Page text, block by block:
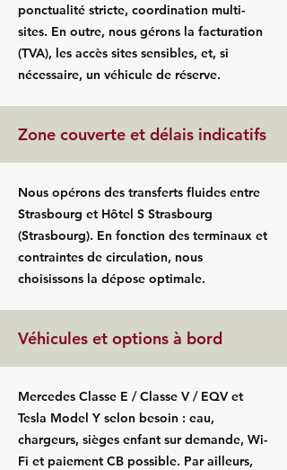
ponctualité stricte, coordination multi-
sites. En outre, nous gérons la facturation
(TVA), les accès sites sensibles, et, si
nécessaire, un véhicule de réserve.
Zone couverte et délais indicatifs
Nous opérons des transferts fluides entre
Strasbourg et Hôtel S Strasbourg
(Strasbourg). En fonction des terminaux et
contraintes de circulation, nous
choisissons la dépose optimale.
Véhicules et options à bord
Mercedes Classe E / Classe V / EQV et
Tesla Model Y selon besoin : eau,
chargeurs, sièges enfant sur demande, Wi-
Fi et paiement CB possible. Par ailleurs,